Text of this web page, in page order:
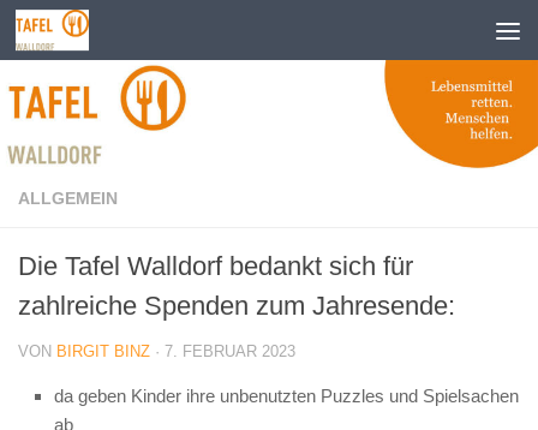
Zum Inhalt springen
ALLGEMEIN
Die Tafel Walldorf bedankt sich für
zahlreiche Spenden zum Jahresende:
VON BIRGIT BINZ · 7. FEBRUAR 2023
da geben Kinder ihre unbenutzten Puzzles und Spielsachen
ab